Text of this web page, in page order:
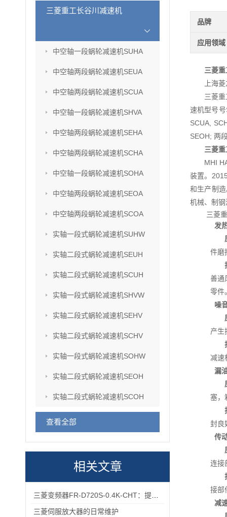
三菱重工长谷川减速机
中空轴一段蜗轮减速机SUHA
中空轴两段蜗轮减速机SEUA
中空轴两段蜗轮减速机SCUA
中空轴一段蜗轮减速机SHVA
中空轴两段蜗轮减速机SEHA
中空轴两段蜗轮减速机SCHA
中空轴一段蜗轮减速机SOHA
中空轴两段蜗轮减速机SEOA
中空轴两段蜗轮减速机SCOA
实轴一段式蜗轮减速机SUHW
实轴二段式蜗轮减速机SEUH
实轴二段式蜗轮减速机SCUH
实轴一段式蜗轮减速机SHVW
实轴二段式蜗轮减速机SEHV
实轴二段式蜗轮减速机SCHV
实轴一段式蜗轮减速机SOHW
实轴二段式蜗轮减速机SEOH
实轴二段式蜗轮减速机SCOH
查看全部
相关文章
三菱伺服放大器的日常维护
品牌
应用领域
三菱
上海
三菱
速机型号
SCUA,
SEOH; 两
三菱
MHI
装置。
和生产制
机械、制
三菱
发
件磨
善通
零件
噪
产生
减速
漏
塞，
封良
传
连接
接部
减